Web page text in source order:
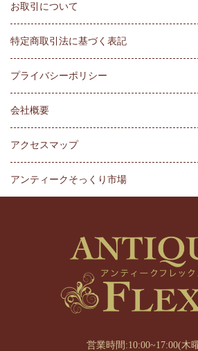
お取引について
特定商取引法に基づく表記
プライバシーポリシー
会社概要
アクセスマップ
アンティークそっくり市場
営業時間:10:00~17:00(木